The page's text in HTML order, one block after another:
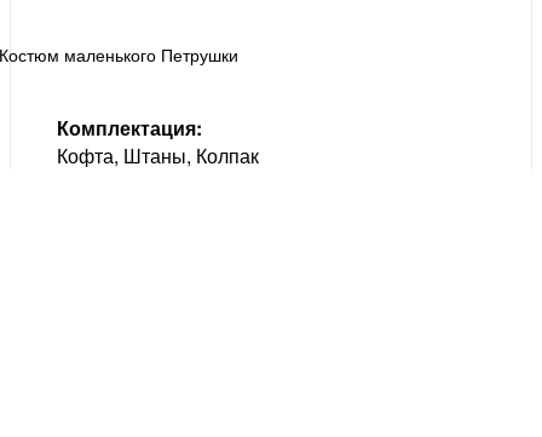
Костюм маленького Петрушки
Комплектация:
Кофта, Штаны, Колпак